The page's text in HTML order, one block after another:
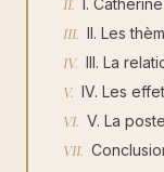
I.
II. Les
III. La
IV. Les
V. La